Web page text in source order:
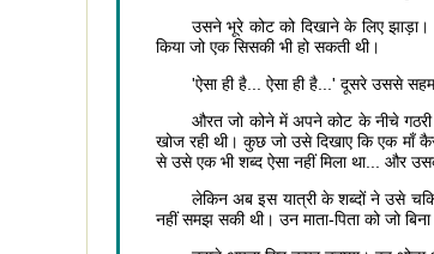
उसने भूरे कोट को दिखाने के लिए
किया जो एक सिसकी भी हो सकती थी।
'ऐसा ही है... ऐसा ही है...' दूसरे उससे
औरत जो कोने में अपने कोट के नीचे गठरी
खोज रही थी। कुछ जो उसे दिखाए कि एक माँ
से उसे एक भी शब्द ऐसा नहीं मिला था... और
लेकिन अब इस यात्री के शब्दों ने उसे
नहीं समझ सकी थी। उन माता-पिता को जो